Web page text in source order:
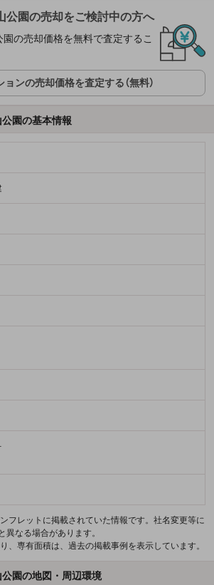
公園の売却をご検討中の方へ
の売却価格を無料で査定するこ
ョンの売却価格を査定する（無料）
園の基本情報
フレットに掲載されていた情報です。社名変更等に
異なる場合があります。
、専有面積は、過去の掲載事例を表示しています。
園の地図・周辺環境